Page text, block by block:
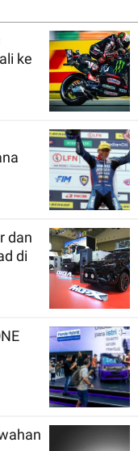
ke
dan
di